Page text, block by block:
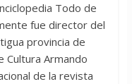
Todo de
fue director del
provincia de
Cultura Armando
de la revista